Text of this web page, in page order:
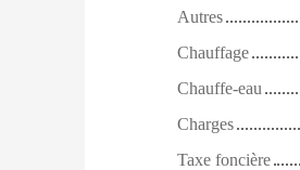
Autres
Chauffage
Chauffe-eau
Charges
Taxe foncière